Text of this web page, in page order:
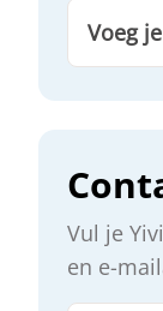
Voeg
Vul je
en e-